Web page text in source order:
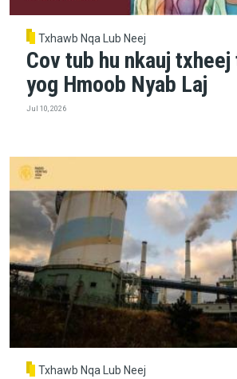
Txhawb Nqa Lub Neej
Cov tub hu nkauj
yog Hmoob Nyab Laj
Jul 10, 2026
Txhawb Nqa Lub Neej